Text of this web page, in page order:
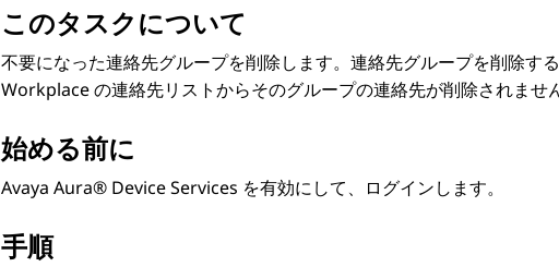
このタスクについて
不要になった連絡先グループを削除します。連絡先グループを削除する
Workplace の連絡先リストからそのグループの連絡先が削除されません
始める前に
Avaya Aura® Device Services を有効にして、ログインします。
手順